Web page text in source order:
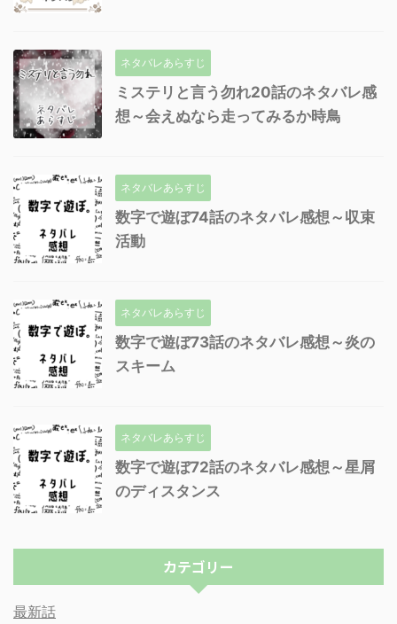
ネタバレあらすじ
ミステリと言う勿れ20話のネタバレ感
想～会えぬなら走ってみるか時鳥
ネタバレあらすじ
数字で遊ぼ74話のネタバレ感想～収束
活動
ネタバレあらすじ
数字で遊ぼ73話のネタバレ感想～炎の
スキーム
ネタバレあらすじ
数字で遊ぼ72話のネタバレ感想～星屑
のディスタンス
カテゴリー
最新話